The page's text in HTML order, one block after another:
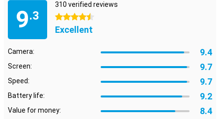
9.3
310 verified reviews
4.5 stars
Excellent
Camera: 9.4
Screen: 9.7
Speed: 9.7
Battery life: 9.2
Value for money: 8.4